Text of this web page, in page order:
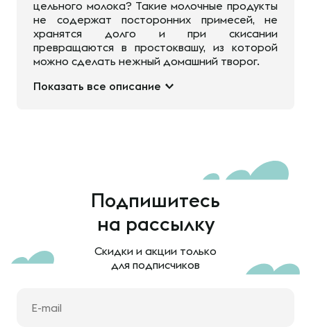
цельного молока? Такие молочные продукты
не содержат посторонних примесей, не
хранятся долго и при скисании
превращаются в простоквашу, из которой
можно сделать нежный домашний творог.
Показать все описание
Подпишитесь
на рассылку
Скидки и акции только
для подписчиков